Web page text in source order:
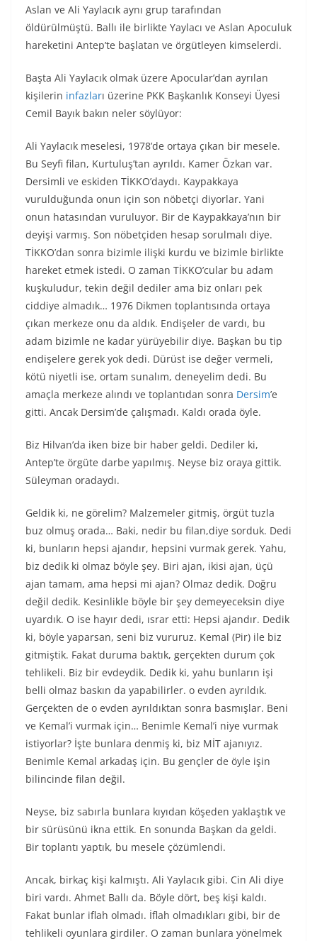
Aslan ve Ali Yaylacık aynı grup tarafından
öldürülmüştü. Ballı ile birlikte Yaylacı ve Aslan Apoculuk
hareketini Antep’te başlatan ve örgütleyen kimselerdi.
Başta Ali Yaylacık olmak üzere Apocular’dan ayrılan
kişilerin infazları üzerine PKK Başkanlık Konseyi Üyesi
Cemil Bayık bakın neler söylüyor:
Ali Yaylacık meselesi, 1978’de ortaya çıkan bir mesele.
Bu Seyfi filan, Kurtuluş’tan ayrıldı. Kamer Özkan var.
Dersimli ve eskiden TİKKO’daydı. Kaypakkaya
vurulduğunda onun için son nöbetçi diyorlar. Yani
onun hatasından vuruluyor. Bir de Kaypakkaya’nın bir
deyişi varmış. Son nöbetçiden hesap sorulmalı diye.
TİKKO’dan sonra bizimle ilişki kurdu ve bizimle birlikte
hareket etmek istedi. O zaman TİKKO’cular bu adam
kuşkuludur, tekin değil dediler ama biz onları pek
ciddiye almadık… 1976 Dikmen toplantısında ortaya
çıkan merkeze onu da aldık. Endişeler de vardı, bu
adam bizimle ne kadar yürüyebilir diye. Başkan bu tip
endişelere gerek yok dedi. Dürüst ise değer vermeli,
kötü niyetli ise, ortam sunalım, deneyelim dedi. Bu
amaçla merkeze alındı ve toplantıdan sonra Dersim’e
gitti. Ancak Dersim’de çalışmadı. Kaldı orada öyle.
Biz Hilvan’da iken bize bir haber geldi. Dediler ki,
Antep’te örgüte darbe yapılmış. Neyse biz oraya gittik.
Süleyman oradaydı.
Geldik ki, ne görelim? Malzemeler gitmiş, örgüt tuzla
buz olmuş orada… Baki, nedir bu filan,diye sorduk. Dedi
ki, bunların hepsi ajandır, hepsini vurmak gerek. Yahu,
biz dedik ki olmaz böyle şey. Biri ajan, ikisi ajan, üçü
ajan tamam, ama hepsi mi ajan? Olmaz dedik. Doğru
değil dedik. Kesinlikle böyle bir şey demeyeceksin diye
uyardık. O ise hayır dedi, ısrar etti: Hepsi ajandır. Dedik
ki, böyle yaparsan, seni biz vururuz. Kemal (Pir) ile biz
gitmiştik. Fakat duruma baktık, gerçekten durum çok
tehlikeli. Biz bir evdeydik. Dedik ki, yahu bunların işi
belli olmaz baskın da yapabilirler. o evden ayrıldık.
Gerçekten de o evden ayrıldıktan sonra basmışlar. Beni
ve Kemal’i vurmak için… Benimle Kemal’i niye vurmak
istiyorlar? İşte bunlara denmiş ki, biz MİT ajanıyız.
Benimle Kemal arkadaş için. Bu gençler de öyle işin
bilincinde filan değil.
Neyse, biz sabırla bunlara kıyıdan köşeden yaklaştık ve
bir sürüsünü ikna ettik. En sonunda Başkan da geldi.
Bir toplantı yaptık, bu mesele çözümlendi.
Ancak, birkaç kişi kalmıştı. Ali Yaylacık gibi. Cin Ali diye
biri vardı. Ahmet Ballı da. Böyle dört, beş kişi kaldı.
Fakat bunlar iflah olmadı. İflah olmadıkları gibi, bir de
tehlikeli oyunlara girdiler. O zaman bunlara yönelmek